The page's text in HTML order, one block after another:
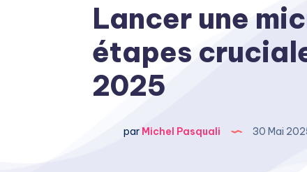
Lancer une
étapes
2025
par Michel Pasquali 30 Mai